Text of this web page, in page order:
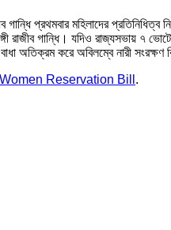
প্রথমবার মহিলাদের প্রতিনিধিত্ব
রাজীব গান্ধি। যদিও রাজ্যসভায় ৭
বাধা অতিক্রম করে অবিলম্বে নারী
Women Reservation Bill .